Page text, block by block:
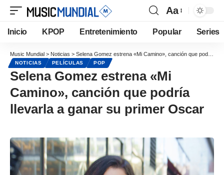
Aa
Inicio KPOP Entretenimiento Popular Series
Music Mundial > Noticias > Selena Gomez estrena «Mi Camino», canción que podría llevarla a ganar su primer Oscar
NOTICIAS PELÍCULAS POP
Selena Gomez estrena «Mi
Camino», canción que podría
llevarla a ganar su primer Oscar